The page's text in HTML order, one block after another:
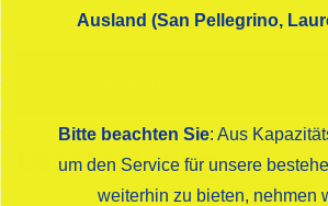
Beschreibung
Ausland (San Pellegrino,
Bitte beachten Sie: Aus
um den Service für unsere
weiterhin zu bieten, nehmen